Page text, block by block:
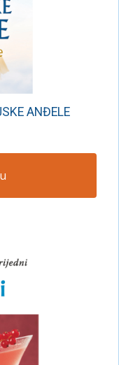
ANĐELE